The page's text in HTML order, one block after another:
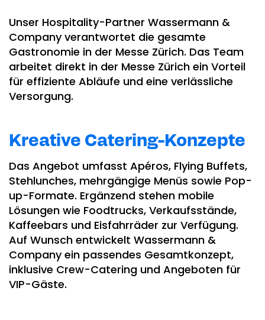
Unser Hospitality-Partner Wassermann &
Company verantwortet die gesamte
Gastronomie in der Messe Zürich. Das Team
arbeitet direkt in der Messe Zürich ein Vorteil
für effiziente Abläufe und eine verlässliche
Versorgung.
Kreative Catering-Konzepte
Das Angebot umfasst Apéros, Flying Buffets,
Stehlunches, mehrgängige Menüs sowie Pop-
up-Formate. Ergänzend stehen mobile
Lösungen wie Foodtrucks, Verkaufsstände,
Kaffeebars und Eisfahrräder zur Verfügung.
Auf Wunsch entwickelt Wassermann &
Company ein passendes Gesamtkonzept,
inklusive Crew-Catering und Angeboten für
VIP-Gäste.